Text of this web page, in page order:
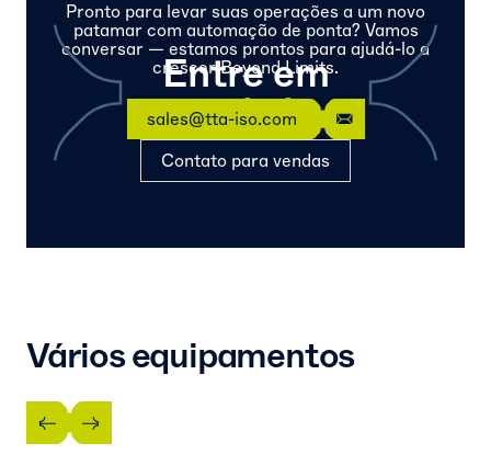
Pronto para levar suas operações a um novo
patamar com automação de ponta? Vamos
conversar — estamos prontos para ajudá-lo a
crescer Beyond Limits.
Entre em
contato
sales@tta-iso.com
Contato para vendas
Vários equipamentos